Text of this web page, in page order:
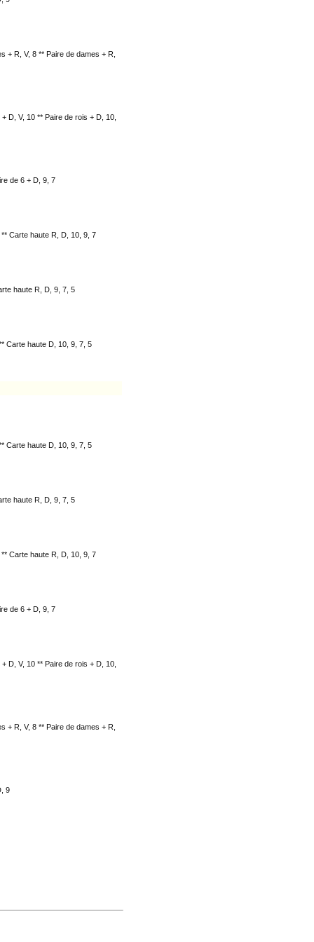
+ R, V, 8 ** Paire de dames + R,
D, V, 10 ** Paire de rois + D, 10,
de 6 + D, 9, 7
Carte haute R, D, 10, 9, 7
haute R, D, 9, 7, 5
Carte haute D, 10, 9, 7, 5
Carte haute D, 10, 9, 7, 5
haute R, D, 9, 7, 5
Carte haute R, D, 10, 9, 7
de 6 + D, 9, 7
D, V, 10 ** Paire de rois + D, 10,
+ R, V, 8 ** Paire de dames + R,
9